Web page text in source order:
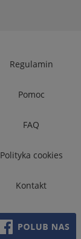
Regulamin
Pomoc
FAQ
Polityka cookies
Kontakt